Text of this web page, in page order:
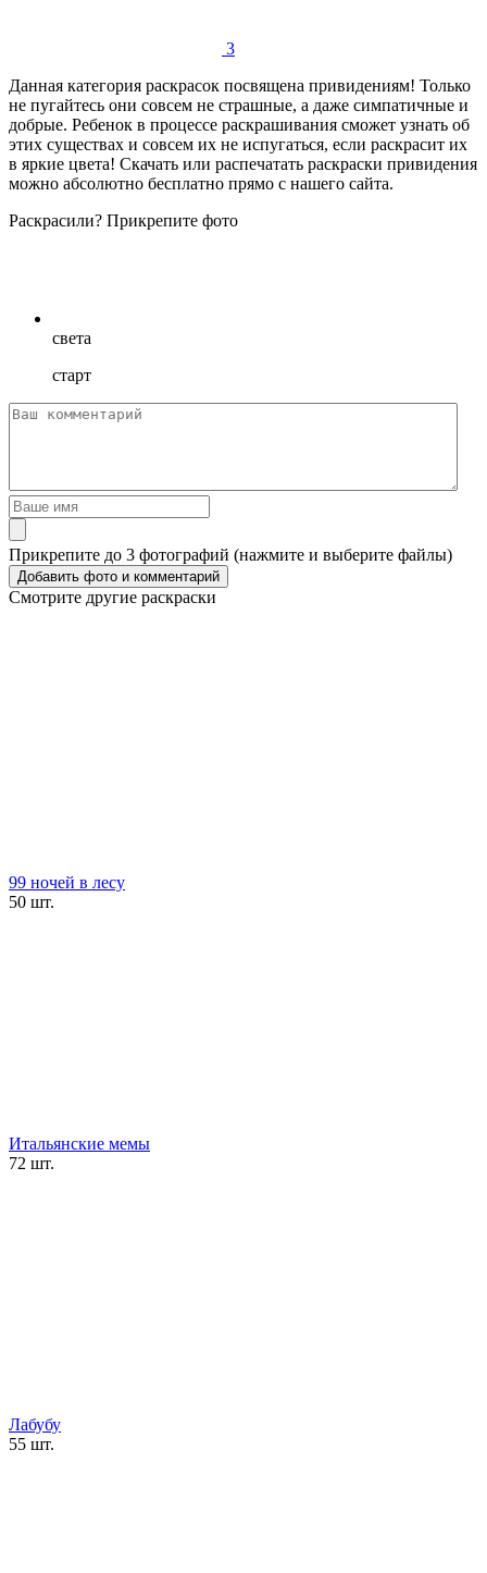
3
Данная категория раскрасок посвящена привидениям! Только
не пугайтесь они совсем не страшные, а даже симпатичные и
добрые. Ребенок в процессе раскрашивания сможет узнать об
этих существах и совсем их не испугаться, если раскрасит их
в яркие цвета! Скачать или распечатать раскраски привидения
можно абсолютно бесплатно прямо с нашего сайта.
Раскрасили? Прикрепите фото
света
старт
Прикрепите до 3 фотографий (нажмите и выберите файлы)
Смотрите другие раскраски
99 ночей в лесу
50 шт.
Итальянские мемы
72 шт.
Лабубу
55 шт.